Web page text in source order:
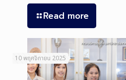
Read more
10 พฤศจิกายน 2025